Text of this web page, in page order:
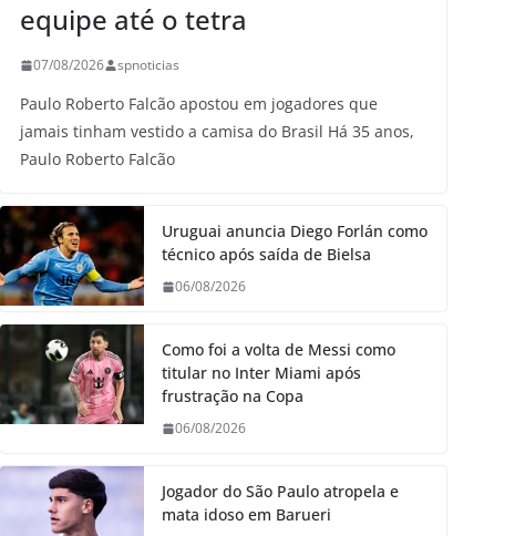
equipe até o tetra
07/08/2026 spnoticias
Paulo Roberto Falcão apostou em jogadores que
jamais tinham vestido a camisa do Brasil Há 35 anos,
Paulo Roberto Falcão
Uruguai anuncia Diego Forlán como
técnico após saída de Bielsa
06/08/2026
Como foi a volta de Messi como
titular no Inter Miami após
frustração na Copa
06/08/2026
Jogador do São Paulo atropela e
mata idoso em Barueri